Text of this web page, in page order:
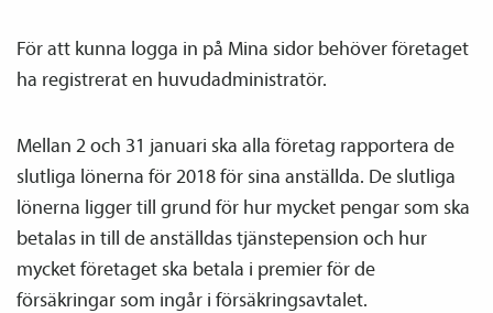
För att kunna logga in på Mina sidor behöver företaget
ha registrerat en huvud­­administratör.
Mellan 2 och 31 januari ska alla företag rapportera de
slutliga lönerna för 2018 för sina anställda. De slutliga
lönerna ligger till grund för hur mycket pengar som ska
betalas in till de anställdas tjänste­pension och hur
mycket företaget ska betala i premier för de
försäkringar som ingår i försäkrings­avtalet.